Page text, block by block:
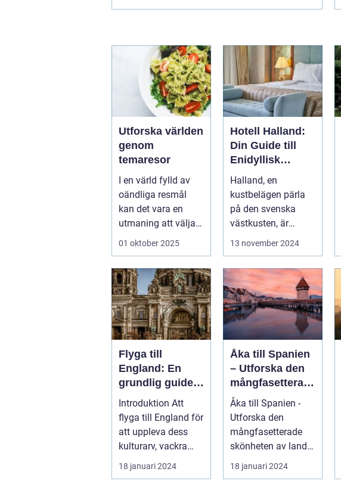
Utforska världen
genom
temaresor
I en värld fylld av
oändliga resmål
kan det vara en
utmaning att välja
rät...
01 oktober 2025
Hotell Halland:
Din Guide till
Enidyllisk
Semestervistels
e
Halland, en
kustbelägen pärla
på den svenska
västkusten, är
13 november 2024
Flyga till
England: En
grundlig guide
till resan
Introduktion Att
flyga till England för
att uppleva dess
kulturarv, vackra
landskap och
pulserande s...
18 januari 2024
Åka till Spanien
– Utforska den
mångfasetterad
e skönheten av
landet
Åka till Spanien -
Utforska den
mångfasetterade
skönheten av landet
Spanien, ett land
som inte bar...
18 januari 2024